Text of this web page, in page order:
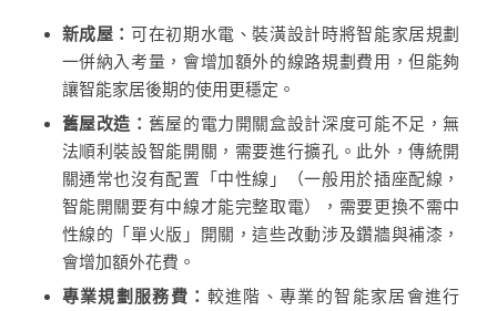
新成屋：可在初期水電、裝潢設計時將智能家居規劃
一併納入考量，會增加額外的線路規劃費用，但能夠
讓智能家居後期的使用更穩定。
舊屋改造： 舊屋的電力開關盒設計深度可能不足，無
法順利裝設智能開關，需要進行擴孔。此外，傳統開
關通常也沒有配置「中性線」（一般用於插座配線，
智能開關要有中線才能完整取電），需要更換不需中
性線的「單火版」開關，這些改動涉及鑽牆與補漆，
會增加額外花費。
專業規劃服務費： 較進階、專業的智能家居會進行